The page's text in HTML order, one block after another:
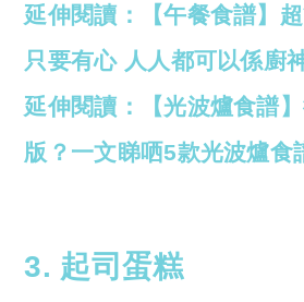
延伸閱讀：【午餐食譜】
只要有心 人人都可以係廚
延伸閱讀：【光波爐食譜
版？一文睇哂5款光波爐食
3. 起司蛋糕